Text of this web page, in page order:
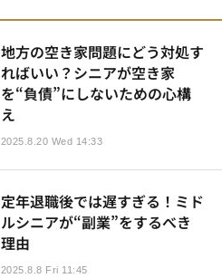
地方の空き家問題にどう対処す
ればいい？シニアが空き家
を“負債”にしないための心構
え
2025.8.20 Wed 14:33
定年退職後では遅すぎる！ミド
ルシニアが“副業”をするべき
理由
2025.8.8 Fri 11:45